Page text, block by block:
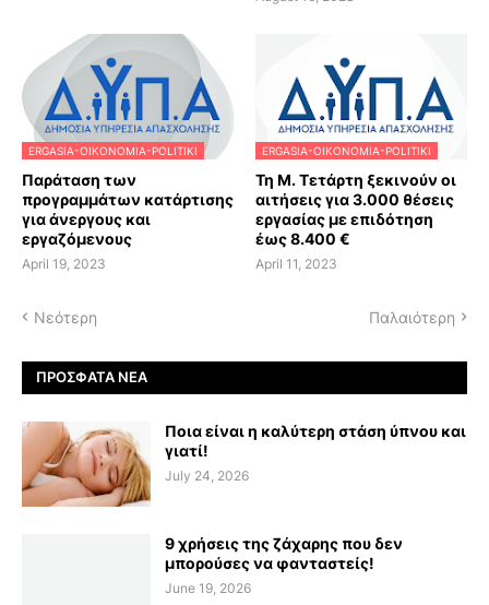
ERGASIA-OIKONOMIA-POLITIKI
Παράταση των
προγραμμάτων κατάρτισης
για άνεργους και
εργαζόμενους
April 19, 2023
ERGASIA-OIKONOMIA-POLITIKI
Τη Μ. Τετάρτη ξεκινούν οι
αιτήσεις για 3.000 θέσεις
εργασίας με επιδότηση
έως 8.400 €
April 11, 2023
Νεότερη Παλαιότερη
ΠΡΌΣΦΑΤΑ ΝΈΑ
Ποια είναι η καλύτερη στάση ύπνου και
γιατί!
July 24, 2026
9 χρήσεις της ζάχαρης που δεν
μπορούσες να φανταστείς!
June 19, 2026